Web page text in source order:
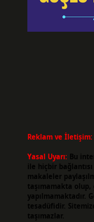
Reklam ve İletişim:
Yasal Uyarı: Bu
ile hiçbir
makaleler
taşımamakta olup,
yapılmamaktadır.
tesadüfidir.
taşımazlar.